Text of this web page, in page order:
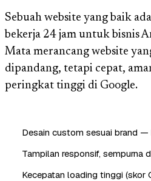
Sebuah website yang baik
bekerja 24 jam untuk bisnis
Mata merancang website
dipandang, tetapi cepat,
peringkat tinggi di Google.
Desain custom sesuai brand
Tampilan responsif, sempurna
Kecepatan loading tinggi (skor